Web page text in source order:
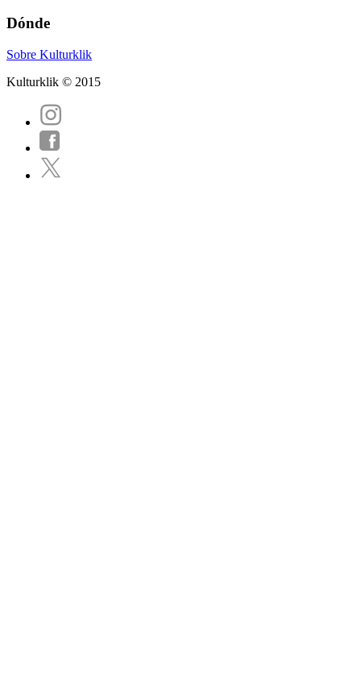
Dónde
Sobre Kulturklik
Kulturklik © 2015